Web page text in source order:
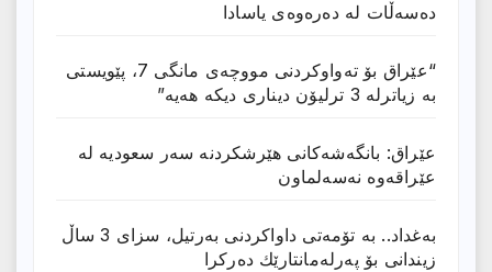
دەسەڵات لە دەرەوەی یاسادا
“عێراق بۆ تەواوکردنی مووچەی مانگى 7، پێویستی
بە زیاترلە 3 ترلیۆن دیناری دیکە هەیە”
عێراق: بانگەشەكانی هێرشكردنە سەر سعودیە لە
عێراقەوە نەسەلماون
بەغداد.. بە تۆمەتی داواكردنی بەرتیل، سزای 3 ساڵ
زیندانی بۆ پەرلەمانتارێك دەركرا